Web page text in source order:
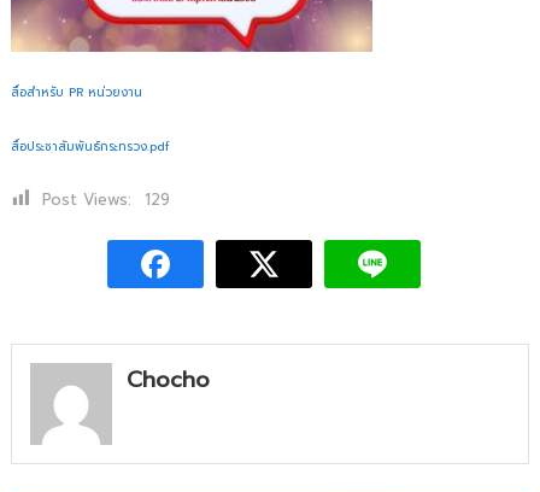
สื่อสำหรับ PR หน่วยงาน
สื่อประชาสัมพันธ์กระทรวง.pdf
Post Views: 129
Chocho